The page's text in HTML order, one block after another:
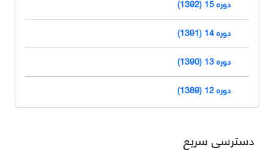
دوره 15 (1392)
دوره 14 (1391)
دوره 13 (1390)
دوره 12 (1389)
دسترسی سریع